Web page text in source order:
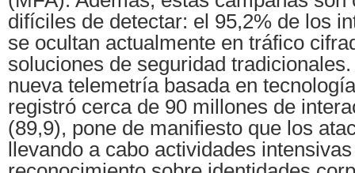
difíciles de detectar: el 95,2% de los
se ocultan actualmente en tráfico
soluciones de seguridad
nueva telemetría basada en
registró cerca de 90 millones de
(89,9), pone de manifiesto que los
llevando a cabo actividades